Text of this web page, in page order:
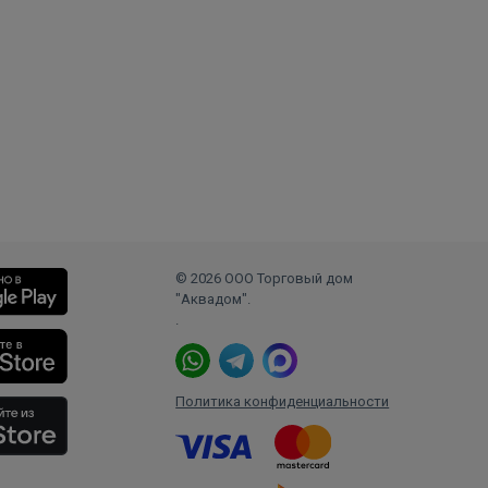
© 2026 ООО Торговый дом
"Аквадом".
.
Политика конфиденциальности